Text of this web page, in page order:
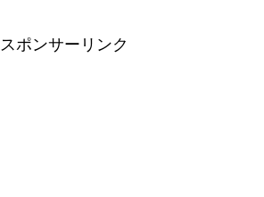
スポンサーリンク